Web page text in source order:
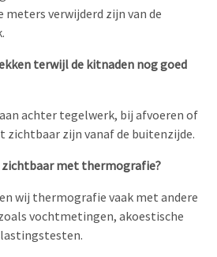
meters verwijderd zijn van de
terwijl de kitnaden nog goed
achter tegelwerk, bij afvoeren of
zichtbaar zijn vanaf de buitenzijde.
zichtbaar met thermografie?
wij thermografie vaak met andere
vochtmetingen, akoestische